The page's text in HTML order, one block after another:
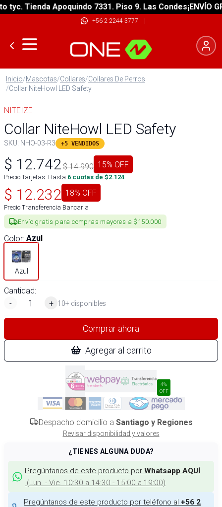
Tienda Apoquindo 7331. Piso 9. Las Condes¡ENVÍO
+56 2 2244 3777 |
Inicio/Mascotas/Collares/Collares De Perros
/Collar NiteHowl LED Safety
NITEIZE
Collar NiteHowl LED Safety
SKU: NHO-03-R3 +5 VENDIDOS
$ 12.742 $14.990 15% OFF
Precio Tarjetas: Hasta 6 cuotas de $2.124
$ 12.232 18% OFF
Precio Transferencia Bancaria
Envío gratis para compras mayores a $150.000
Color: Azul
Azul
Cantidad:
-
+ 10+ disponibles
Comprar ahora
Agregar al carrito
4%
OFF
Despacho domicilio a Santiago y Regiones
Revisar disponibilidad y valores
¿TIENES ALGUNA DUDA?
Pregúntanos de este producto por Whatsapp AQUÍ
(Lun. - Vie. 10:30 a 14:30 - 15:00 a 19:00)
Pregúntanos de este producto por teléfono al +56 2